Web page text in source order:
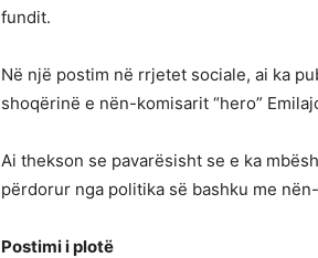
fundit.
Në një postim në rrjetet sociale, ai ka
shoqërinë e nën-komisarit “hero”
Ai thekson se pavarësisht se e ka
përdorur nga politika së bashku me
Postimi i plotë